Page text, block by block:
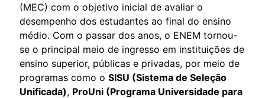
(MEC) com o objetivo inicial de avaliar o
desempenho dos estudantes ao final do ensino
médio. Com o passar dos anos, o ENEM tornou-
se o principal meio de ingresso em instituições de
ensino superior, públicas e privadas, por meio de
programas como o SISU (Sistema de Seleção
Unificada), ProUni (Programa Universidade para